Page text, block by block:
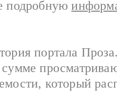
подробную
портала
который